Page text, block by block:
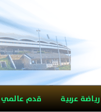
رياضة عربية قدم عالمي